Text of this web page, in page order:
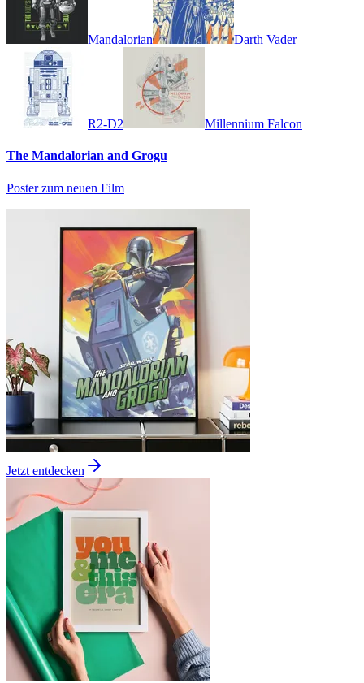
Mandalorian Darth Vader
R2-D2 Millennium Falcon
The Mandalorian and Grogu
Poster zum neuen Film
Jetzt entdecken